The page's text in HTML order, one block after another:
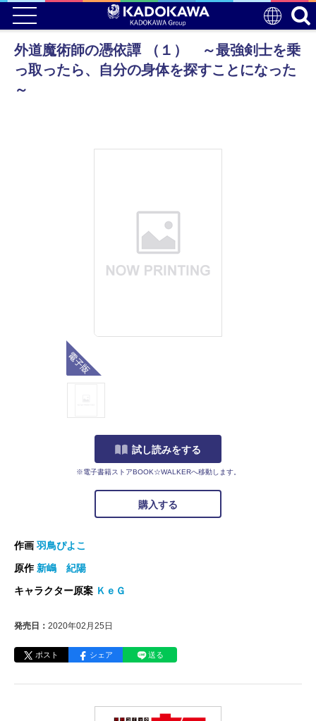
外道魔術師の憑依譚 （１） ～最強剣士を乗
っ取ったら、自分の身体を探すことになった
～
試し読みをする
※電子書籍ストアBOOK☆WALKERへ移動します。
購入する
作画 羽鳥ぴよこ
原作 新嶋 紀陽
キャラクター原案 ＫｅＧ
発売日： 2020年02月25日
ポスト シェア 送る